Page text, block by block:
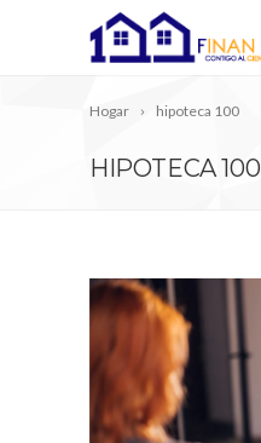
Hogar hipoteca 100
HIPOTECA 100